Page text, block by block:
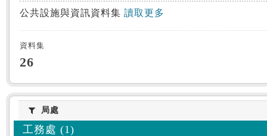
公共設施與資訊資料集 讀取更多
資料集
26
局處局處
工務處 (1)